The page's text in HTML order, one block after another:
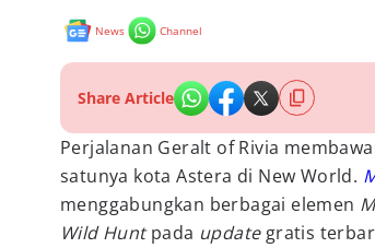
News Channel
Share Article
Perjalanan Geralt of Rivia
satunya kota Astera di New World.
menggabungkan berbagai elemen
Wild Huntpada updategratis